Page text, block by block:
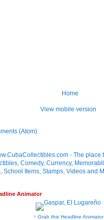
Home
View mobile version
(Atom)
Animator
↑ Grab this Headline Animator